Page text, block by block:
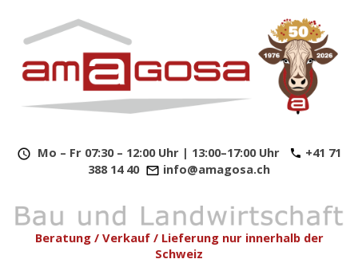
Mo – Fr 07:30 – 12:00 Uhr | 13:00–17:00 Uhr
+41 71
388 14 40
info@amagosa.ch
Beratung / Verkauf / Lieferung nur innerhalb der
Schweiz